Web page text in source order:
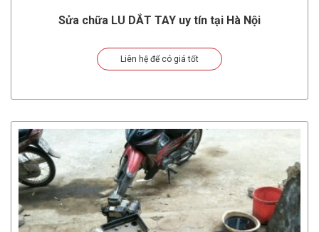
Sửa chữa LU DẮT TAY uy tín tại Hà Nội
Liên hệ để có giá tốt